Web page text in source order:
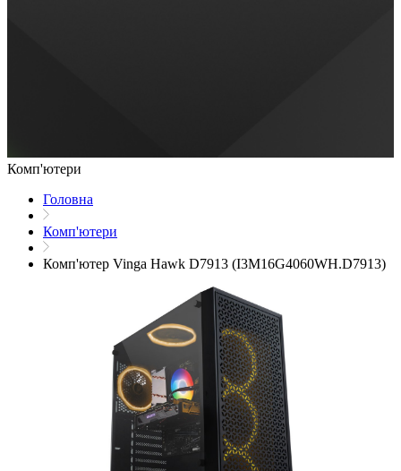
Комп'ютери
Головна
Комп'ютери
Комп'ютер Vinga Hawk D7913 (I3M16G4060WH.D7913)